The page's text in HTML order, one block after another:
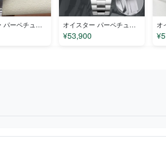
オイスター パーペチュアル 18290GN コピー オイスター パーペチュアル 113029LN コピー
¥53,900